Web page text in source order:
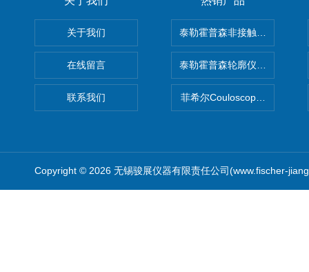
关于我们
在线留言
联系我们
泰勒霍普森非接触式轮廓仪
泰勒霍普森轮廓仪|TAYLOR
菲希尔Couloscope CMS2电
Copyright © 2026 无锡骏展仪器有限责任公司(www.fischer-